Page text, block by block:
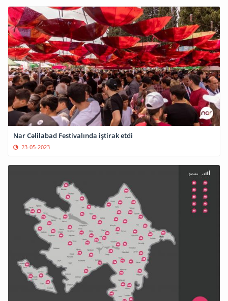
Nar Cəlilabad Festivalında iştirak etdi
23-05-2023